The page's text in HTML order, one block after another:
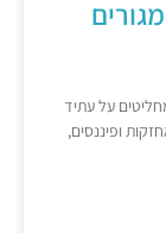
שמחליטים על עתיד
ופיננסים,